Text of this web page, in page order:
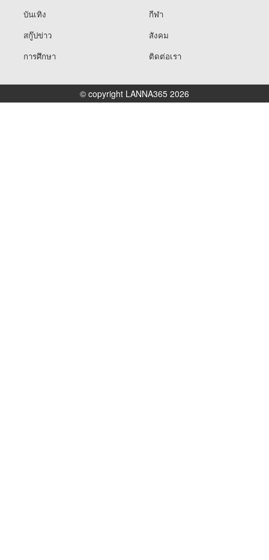
บันเทิง
กีฬา
สกู๊ปข่าว
สังคม
การศึกษา
ติดต่อเรา
© copyright LANNA365 2026